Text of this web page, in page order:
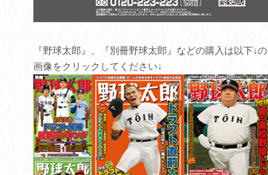
『野球太郎』、『別冊野球太郎』などの購入は以下↓の
画像をクリックしてください↓